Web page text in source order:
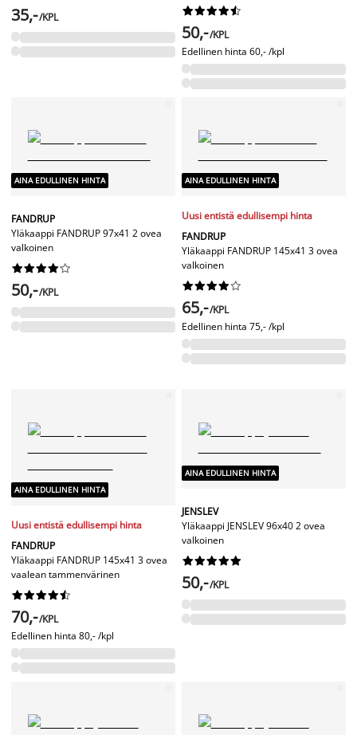
35,-/KPL 





50,-/KPL
Edellinen hinta 60,- /kpl
AINA EDULLINEN HINTA
FANDRUP
Yläkaappi FANDRUP 97x41 2 ovea
valkoinen






50,-/KPL
AINA EDULLINEN HINTA
Uusi entistä edullisempi hinta
FANDRUP
Yläkaappi FANDRUP 145x41 3 ovea
valkoinen






65,-/KPL
Edellinen hinta 75,- /kpl
AINA EDULLINEN HINTA
Uusi entistä edullisempi hinta
FANDRUP
Yläkaappi FANDRUP 145x41 3 ovea
vaalean tammenvärinen






70,-/KPL
Edellinen hinta 80,- /kpl
AINA EDULLINEN HINTA
JENSLEV
Yläkaappi JENSLEV 96x40 2 ovea
valkoinen






50,-/KPL